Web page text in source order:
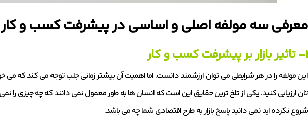
معرفی سه مولفه اصلی و اساسی در پیشرفت کسب و کار
۱- تاثیر بازار بر پیشرفت کسب و کار
این مولفه را در هر شرایطی می توان ارزشمند دانست. اما اهمیت آن بیشتر زمانی جلب توجه می کند که می
تان ارزیابی کنید. یکی از تلخ ترین حقایق این است که انسان ها به طور معمول نمی دانند که چه چیزی را
شروع نکرده اید نمی دانید پاسخ بازار به طرح اقتصادی شما چه می باشد.